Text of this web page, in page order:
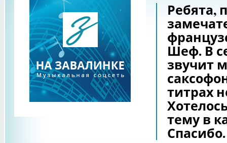
Ребята,
Шеф. В
звучит
титрах
тему в
Спасибо.